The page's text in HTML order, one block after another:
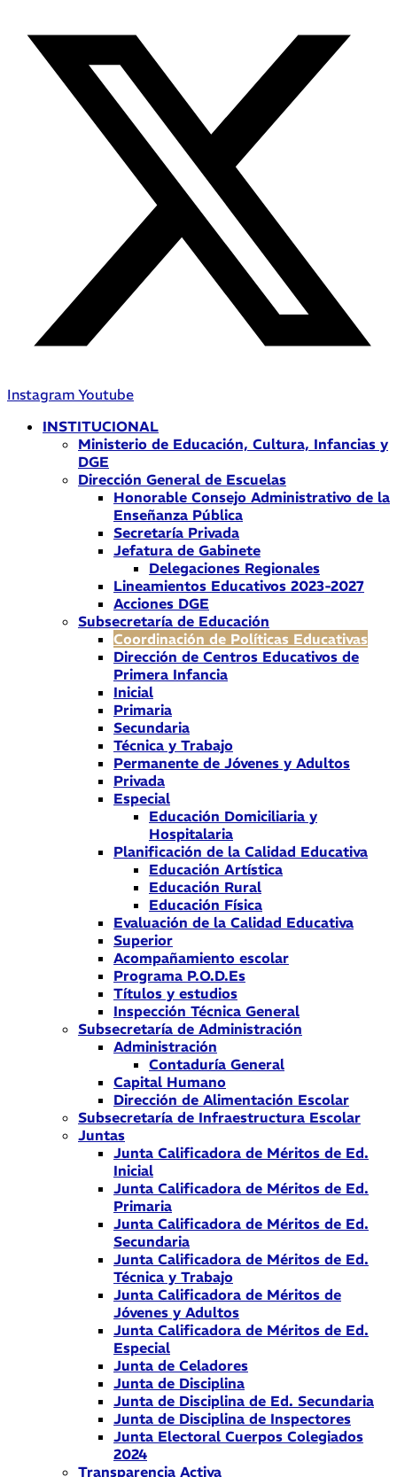
Instagram Youtube
INSTITUCIONAL
Ministerio de Educación, Cultura, Infancias y
DGE
Dirección General de Escuelas
Honorable Consejo Administrativo de la
Enseñanza Pública
Secretaría Privada
Jefatura de Gabinete
Delegaciones Regionales
Lineamientos Educativos 2023-2027
Acciones DGE
Subsecretaría de Educación
Coordinación de Políticas Educativas
Dirección de Centros Educativos de
Primera Infancia
Inicial
Primaria
Secundaria
Técnica y Trabajo
Permanente de Jóvenes y Adultos
Privada
Especial
Educación Domiciliaria y
Hospitalaria
Planificación de la Calidad Educativa
Educación Artística
Educación Rural
Educación Física
Evaluación de la Calidad Educativa
Superior
Acompañamiento escolar
Programa P.O.D.Es
Títulos y estudios
Inspección Técnica General
Subsecretaría de Administración
Administración
Contaduría General
Capital Humano
Dirección de Alimentación Escolar
Subsecretaría de Infraestructura Escolar
Juntas
Junta Calificadora de Méritos de Ed.
Inicial
Junta Calificadora de Méritos de Ed.
Primaria
Junta Calificadora de Méritos de Ed.
Secundaria
Junta Calificadora de Méritos de Ed.
Técnica y Trabajo
Junta Calificadora de Méritos de
Jóvenes y Adultos
Junta Calificadora de Méritos de Ed.
Especial
Junta de Celadores
Junta de Disciplina
Junta de Disciplina de Ed. Secundaria
Junta de Disciplina de Inspectores
Junta Electoral Cuerpos Colegiados
2024
Transparencia Activa